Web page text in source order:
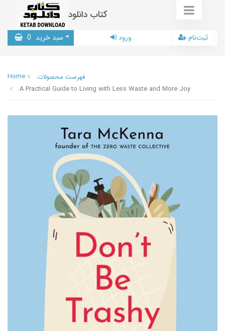
کتاب دانلود
سبد خرید 0 ورود ثبت‌نام
Home
فهرست محصولات
A Practical Guide to Living with Less Waste and More Joy